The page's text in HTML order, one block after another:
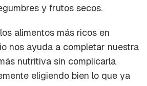
y frutos secos.
alimentos más ricos en
nos ayuda a completar nuestra
nutritiva sin complicarla
eligiendo bien lo que ya